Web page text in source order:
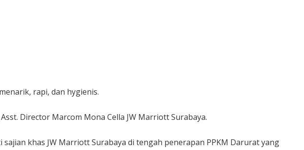
rapi, dan hygienis.
Director Marcom Mona Cella JW Marriott Surabaya.
khas JW Marriott Surabaya di tengah penerapan PPKM Darurat yang